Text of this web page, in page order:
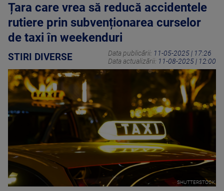
Țara care vrea să reducă accidentele
rutiere prin subvenționarea curselor
de taxi în weekenduri
STIRI DIVERSE Data publicării: 11-05-2025 | 17:26
Data actualizării: 11-08-2025 | 12:00
SHUTTERSTOCK